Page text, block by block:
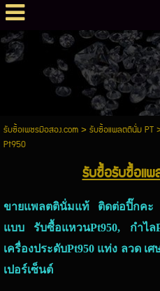
รับซื้อเพชรมือสอง.com> รับซื้อแพลตตินั่ม PT
Pt950
รับซื้อรับซื้อแ
ขายแพลตตินั่มแท้ ติดต่อปิ๊กคะ
แบบ รับซื้อแหวนPt950, กำไล
เครื่องประดับPt950 แท่ง ลวด เ
เปอร์เซ็นต์